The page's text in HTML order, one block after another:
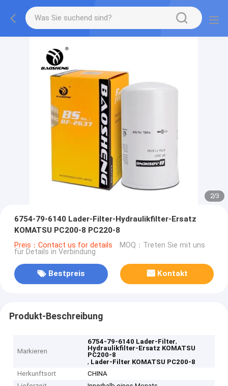
2/3
6754-79-6140 Lader-Filter-Hydraulikfilter-Ersatz
KOMATSU PC200-8 PC220-8
Preis：Contact us for details MOQ：Treten Sie mit uns
für Details in Verbindung
Bestpreis Kontakt
Produkt-Beschreibung
Markieren
6754-79-6140 Lader-Filter,
Hydraulikfilter-Ersatz KOMATSU
PC200-8
, Lader-Filter KOMATSU PC200-8
Herkunftsort
CHINA